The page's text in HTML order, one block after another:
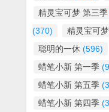
精灵宝可梦 第三季
(370)
精灵宝可
聪明的一休 (596)
蜡笔小新 第一季
蜡笔小新 第五季
蜡笔小新 第四季